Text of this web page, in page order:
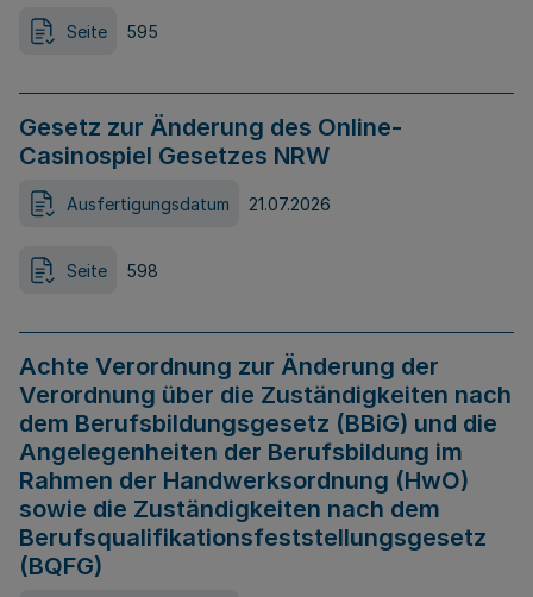
Seite 595
Gesetz zur Änderung des Online-
Casinospiel Gesetzes NRW
Ausfertigungsdatum 21.07.2026
Seite 598
Achte Verordnung zur Änderung der
Verordnung über die Zuständigkeiten nach
dem Berufsbildungsgesetz (BBiG) und die
Angelegenheiten der Berufsbildung im
Rahmen der Handwerksordnung (HwO)
sowie die Zuständigkeiten nach dem
Berufsqualifikationsfeststellungsgesetz
(BQFG)